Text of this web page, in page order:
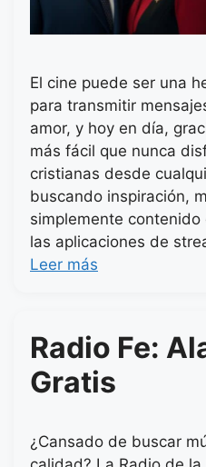
El cine puede ser una
para transmitir
amor, y hoy en día,
más fácil que nunca
cristianas desde
buscando inspiración,
simplemente
las aplicaciones de
Leer más
Radio Fe:
Gratis
¿Cansado de buscar